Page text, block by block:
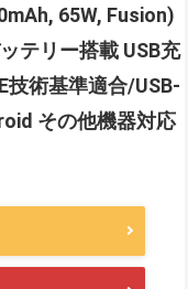
65W, Fusion)
テリー搭載 USB充
技術基準適合/USB-
その他機器対応